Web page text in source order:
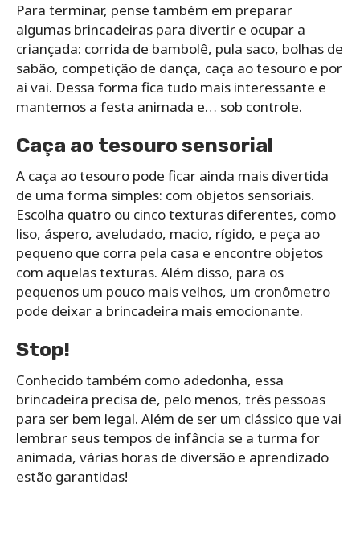
Para terminar, pense também em preparar
algumas brincadeiras para divertir e ocupar a
criançada: corrida de bambolê, pula saco, bolhas de
sabão, competição de dança, caça ao tesouro e por
ai vai. Dessa forma fica tudo mais interessante e
mantemos a festa animada e… sob controle.
Caça ao tesouro sensorial
A caça ao tesouro pode ficar ainda mais divertida
de uma forma simples: com objetos sensoriais.
Escolha quatro ou cinco texturas diferentes, como
liso, áspero, aveludado, macio, rígido, e peça ao
pequeno que corra pela casa e encontre objetos
com aquelas texturas. Além disso, para os
pequenos um pouco mais velhos, um cronômetro
pode deixar a brincadeira mais emocionante.
Stop!
Conhecido também como adedonha, essa
brincadeira precisa de, pelo menos, três pessoas
para ser bem legal. Além de ser um clássico que vai
lembrar seus tempos de infância se a turma for
animada, várias horas de diversão e aprendizado
estão garantidas!